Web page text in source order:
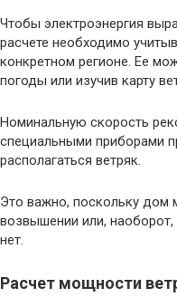
Чтобы электроэнергия
расчете необходимо
конкретном регионе. Ее
погоды или изучив карту
Номинальную скорость
специальными приборами
располагаться ветряк.
Это важно, поскольку дом
возвышении или, наоборот,
нет.
Расчет мощности